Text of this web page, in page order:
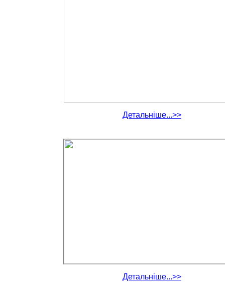
Детальніше...>>
Детальніше...>>